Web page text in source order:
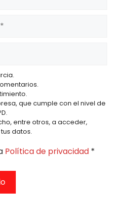
que cumple con el nivel de
entre otros, a acceder,
datos.
Política de privacidad *